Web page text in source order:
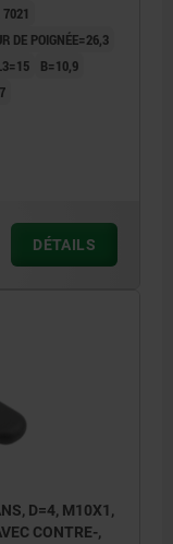
DE POIGNÉE=26,3
B=10,9
DÉTAILS
D=4, M10X1,
CONTRE-,